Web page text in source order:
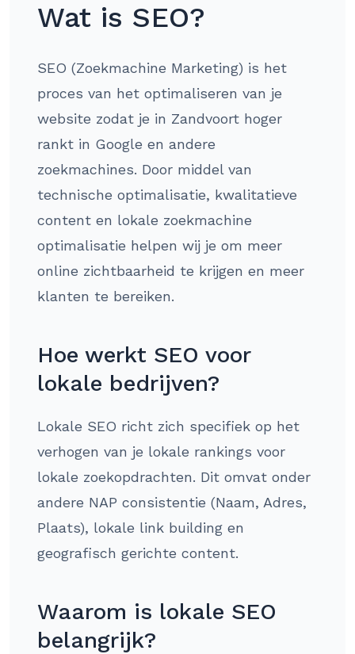
Wat is SEO?
SEO (Zoekmachine Marketing) is het
proces van het optimaliseren van je
website zodat je in Zandvoort hoger
rankt in Google en andere
zoekmachines. Door middel van
technische optimalisatie, kwalitatieve
content en lokale zoekmachine
optimalisatie helpen wij je om meer
online zichtbaarheid te krijgen en meer
klanten te bereiken.
Hoe werkt SEO voor
lokale bedrijven?
Lokale SEO richt zich specifiek op het
verhogen van je lokale rankings voor
lokale zoekopdrachten. Dit omvat onder
andere NAP consistentie (Naam, Adres,
Plaats), lokale link building en
geografisch gerichte content.
Waarom is lokale SEO
belangrijk?